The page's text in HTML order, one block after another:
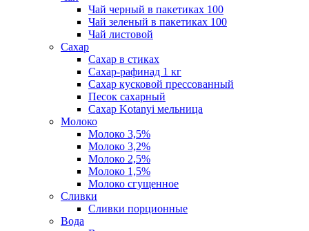
Чай черный в пакетиках 100
Чай зеленый в пакетиках 100
Чай листовой
Сахар
Сахар в стиках
Сахар-рафинад 1 кг
Сахар кусковой прессованный
Песок сахарный
Сахар Kotanyi мельница
Молоко
Молоко 3,5%
Молоко 3,2%
Молоко 2,5%
Молоко 1,5%
Молоко сгущенное
Сливки
Сливки порционные
Вода